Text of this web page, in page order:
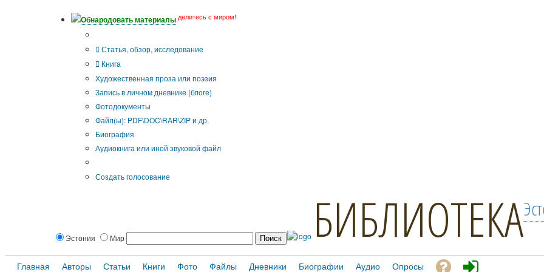
Обнародовать материалы делитесь с миром!
Статья, обзор, исследование
Книга
Художественная проза или поэзия
Запись в личном дневнике (блоге)
Фотодокументы
Файл(ы): PDF\DOC\RAR\ZIP и др.
Биография
Аудиокнига или иной звуковой файл
Создать голосование
Эстония Мир БИБЛИОТЕКА
Главная Авторы Статьи Книги Фото Файлы Дневники Биографии Аудио Опросы